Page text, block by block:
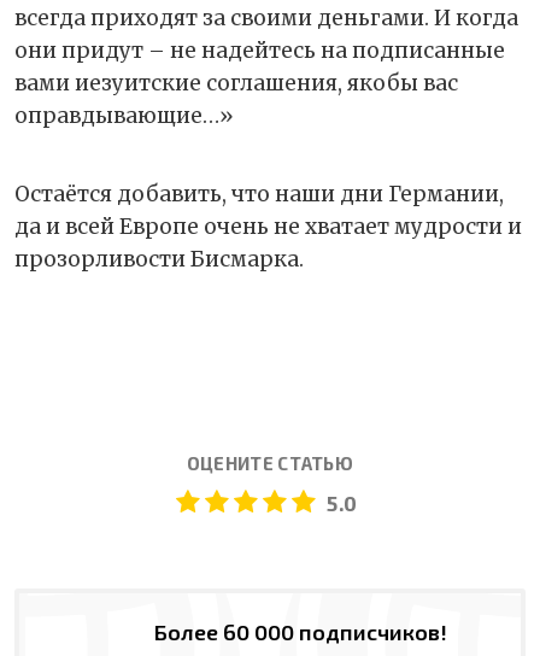
всегда приходят за своими деньгами. И когда
они придут – не надейтесь на подписанные
вами иезуитские соглашения, якобы вас
оправдывающие…»
Остаётся добавить, что наши дни Германии,
да и всей Европе очень не хватает мудрости и
прозорливости Бисмарка.
ОЦЕНИТЕ СТАТЬЮ
5.0
Более 60 000 подписчиков!